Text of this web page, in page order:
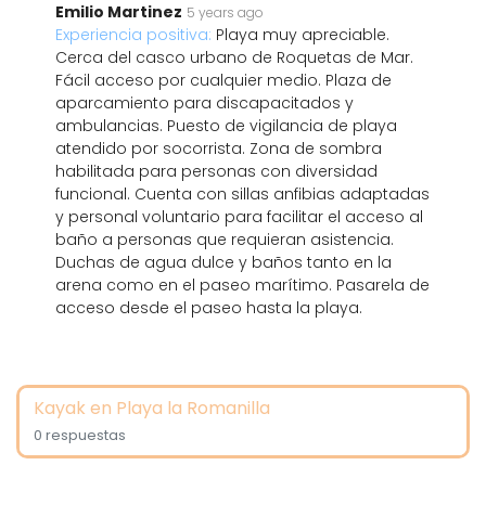
Emilio Martinez 5 years ago
Experiencia positiva: Playa muy apreciable.
Cerca del casco urbano de Roquetas de Mar.
Fácil acceso por cualquier medio. Plaza de
aparcamiento para discapacitados y
ambulancias. Puesto de vigilancia de playa
atendido por socorrista. Zona de sombra
habilitada para personas con diversidad
funcional. Cuenta con sillas anfibias adaptadas
y personal voluntario para facilitar el acceso al
baño a personas que requieran asistencia.
Duchas de agua dulce y baños tanto en la
arena como en el paseo marítimo. Pasarela de
acceso desde el paseo hasta la playa.
Kayak en Playa la Romanilla
0 respuestas